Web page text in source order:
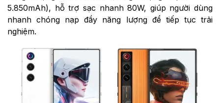
5.850mAh), hỗ trợ sạc nhanh 80W, giúp người dùng
nhanh chóng nạp đầy năng lượng để tiếp tục trải
nghiệm.